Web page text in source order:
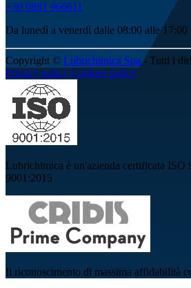
+39 0881 966611
Da lunedì a venerdì dalle 08:00 alle 17:00
Copyright © Lubrichimica Spa- Tutti i
Privacy policy Cookies policy
Lubrichimica è un'azienda certificata
9001:2015
Il riconoscimento di massima affidabilità